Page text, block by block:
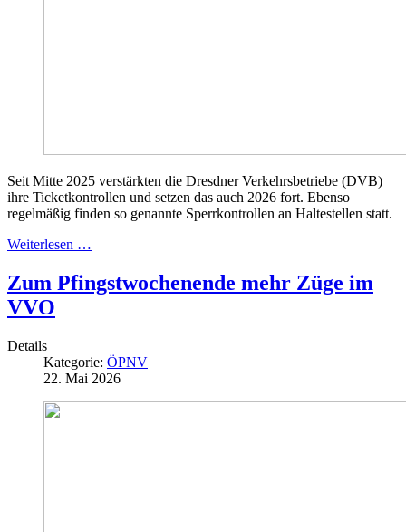
Seit Mitte 2025 verstärkten die Dresdner Verkehrsbetriebe (DVB)
ihre Ticketkontrollen und setzen das auch 2026 fort. Ebenso
regelmäßig finden so genannte Sperrkontrollen an Haltestellen statt.
Weiterlesen …
Zum Pfingstwochenende mehr Züge im
VVO
Details
Kategorie: ÖPNV
22. Mai 2026